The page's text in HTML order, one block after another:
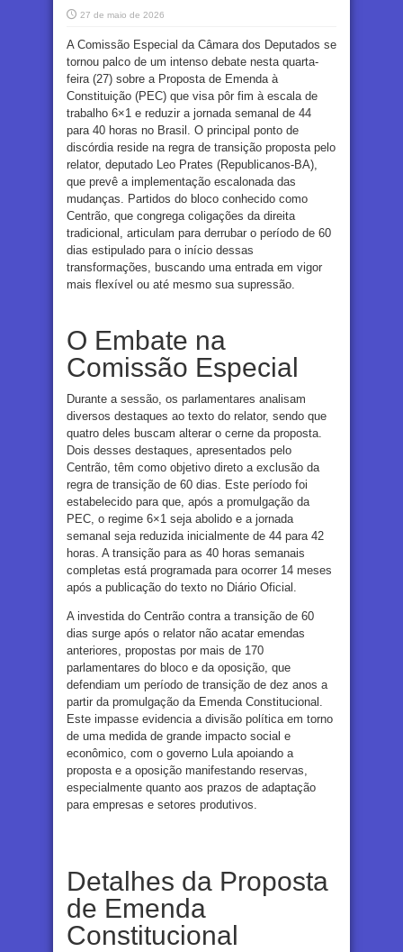
27 de maio de 2026
A Comissão Especial da Câmara dos Deputados se
tornou palco de um intenso debate nesta quarta-
feira (27) sobre a Proposta de Emenda à
Constituição (PEC) que visa pôr fim à escala de
trabalho 6×1 e reduzir a jornada semanal de 44
para 40 horas no Brasil. O principal ponto de
discórdia reside na regra de transição proposta pelo
relator, deputado Leo Prates (Republicanos-BA),
que prevê a implementação escalonada das
mudanças. Partidos do bloco conhecido como
Centrão, que congrega coligações da direita
tradicional, articulam para derrubar o período de 60
dias estipulado para o início dessas
transformações, buscando uma entrada em vigor
mais flexível ou até mesmo sua supressão.
O Embate na
Comissão Especial
Durante a sessão, os parlamentares analisam
diversos destaques ao texto do relator, sendo que
quatro deles buscam alterar o cerne da proposta.
Dois desses destaques, apresentados pelo
Centrão, têm como objetivo direto a exclusão da
regra de transição de 60 dias. Este período foi
estabelecido para que, após a promulgação da
PEC, o regime 6×1 seja abolido e a jornada
semanal seja reduzida inicialmente de 44 para 42
horas. A transição para as 40 horas semanais
completas está programada para ocorrer 14 meses
após a publicação do texto no Diário Oficial.
A investida do Centrão contra a transição de 60
dias surge após o relator não acatar emendas
anteriores, propostas por mais de 170
parlamentares do bloco e da oposição, que
defendiam um período de transição de dez anos a
partir da promulgação da Emenda Constitucional.
Este impasse evidencia a divisão política em torno
de uma medida de grande impacto social e
econômico, com o governo Lula apoiando a
proposta e a oposição manifestando reservas,
especialmente quanto aos prazos de adaptação
para empresas e setores produtivos.
Detalhes da Proposta
de Emenda
Constitucional